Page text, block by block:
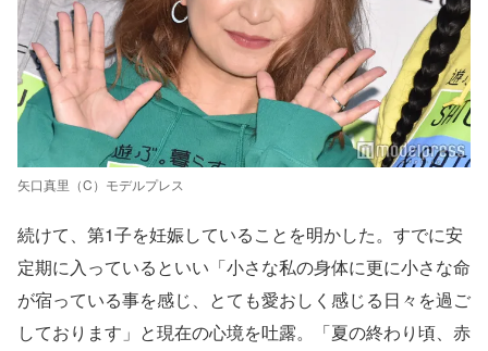
矢口真里（C）モデルプレス
続けて、第1子を妊娠していることを明かした。すでに安
定期に入っているといい「小さな私の身体に更に小さな命
が宿っている事を感じ、とても愛おしく感じる日々を過ご
しております」と現在の心境を吐露。「夏の終わり頃、赤